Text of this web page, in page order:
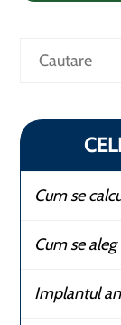
Caută
Cum se
Cum se
Implantul